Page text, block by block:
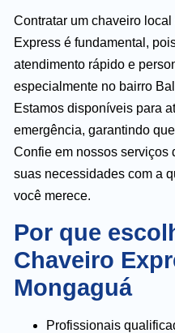
Contratar um chaveiro
Express é fundamental,
atendimento rápido e
especialmente no bairro
Estamos disponíveis para
emergência, garantindo
Confie em nossos serviços
suas necessidades com a
você merece.
Por que
Chaveiro
Mongaguá
Profissionais